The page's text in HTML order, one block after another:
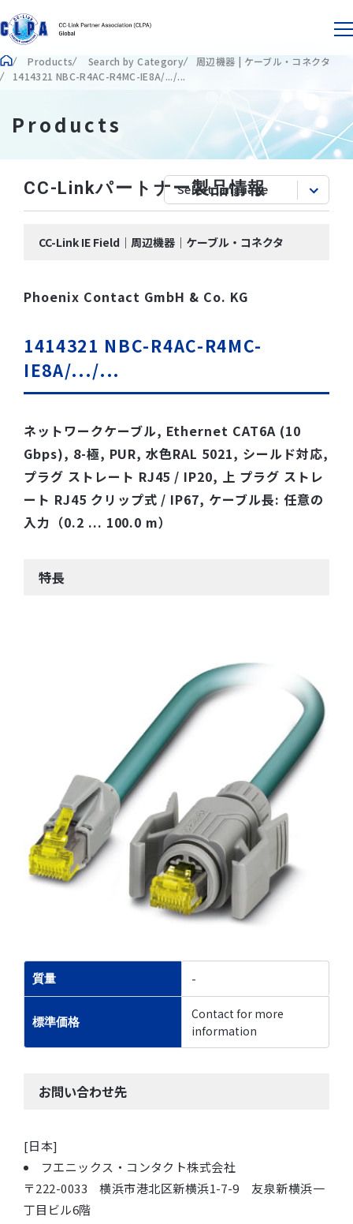
Products Search by Category
周辺機器 | ケーブル・コネクタ
1414321 NBC-R4AC-R4MC-IE8A/.../...
Products
CC-Linkパートナー製品情報
CC-Link IE Field｜周辺機器｜ケーブル・コネクタ
Phoenix Contact GmbH & Co. KG
1414321 NBC-R4AC-R4MC-
IE8A/.../...
ネットワークケーブル, Ethernet CAT6A (10
Gbps), 8-極, PUR, 水色RAL 5021, シールド対応,
プラグ ストレート RJ45 / IP20, 上 プラグ ストレ
ート RJ45 クリップ式 / IP67, ケーブル長: 任意の
入力（0.2 ... 100.0 m）
特長
質量 -
標準価格
Contact for more
information
お問い合わせ先
[日本]
フエニックス・コンタクト株式会社
〒222-0033 横浜市港北区新横浜1-7-9 友泉新横浜一
丁目ビル6階